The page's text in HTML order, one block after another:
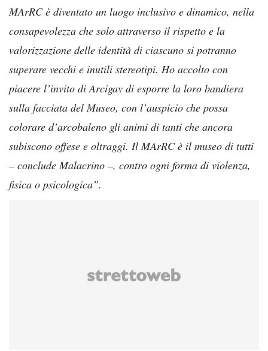
MArRC è diventato un luogo inclusivo e dinamico, nella
consapevolezza che solo attraverso il rispetto e la
valorizzazione delle identità di ciascuno si potranno
superare vecchi e inutili stereotipi. Ho accolto con
piacere l’invito di Arcigay di esporre la loro bandiera
sulla facciata del Museo, con l’auspicio che possa
colorare d’arcobaleno gli animi di tanti che ancora
subiscono offese e oltraggi. Il MArRC è il museo di tutti
– conclude Malacrino –, contro ogni forma di violenza,
fisica o psicologica”.